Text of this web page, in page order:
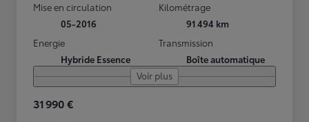
Mise en circulation
05-2016
Kilométrage
91 494 km
Energie
Hybride Essence
Transmission
Boîte automatique
Voir plus
31 990 €